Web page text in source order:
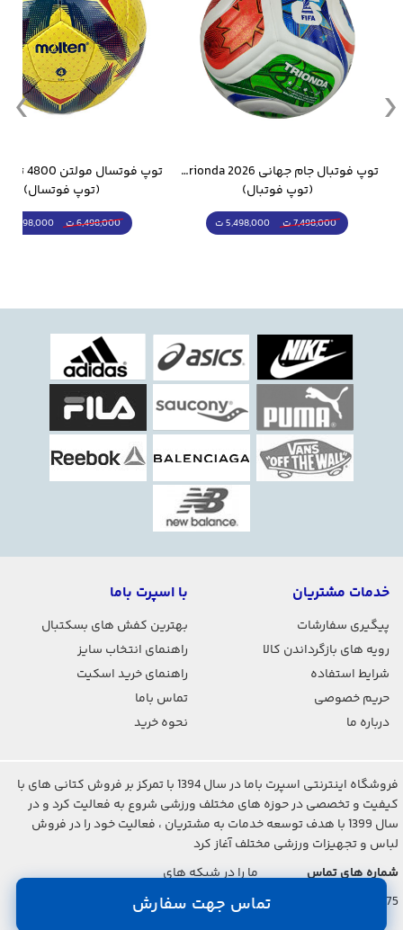
تماس جهت سفارش
توپ فوتبال جام جهانی 2026 Trionda مشابه اورجینال
(توپ فوتبال)
7,498,000 ت 5,498,000 ت
(توپ فوتسال)
6,498,000 ت 5,298,000 ت
خدمات مشتریان
پیگیری سفارشات
رویه های بازگرداندن کالا
شرایط استفاده
حریم خصوصی
درباره ما
با اسپرت باما
بهترین کفش های بسکتبال
راهنمای انتخاب سایز
راهنمای خرید اسکیت
تماس باما
نحوه خرید
فروشگاه اینترنتی اسپرت باما در سال 1394 با تمرکز بر فروش کتانی های با
کیفیت و تخصصی در حوزه های مختلف ورزشی شروع به فعالیت کرد و در
سال 1399 با هدف توسعه خدمات به مشتریان ، فعالیت خود را در فروش
لباس و تجهیزات ورزشی مختلف آغاز کرد
شماره های تماس
021-2842-7275
ما را در شبکه های
اجتماعی دنبال کنید